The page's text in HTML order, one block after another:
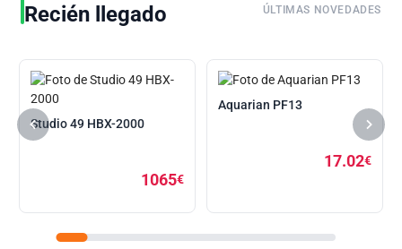
Recién llegado ÚLTIMAS NOVEDADES
Studio 49 HBX-2000
1065€
Aquarian PF13
17.02€